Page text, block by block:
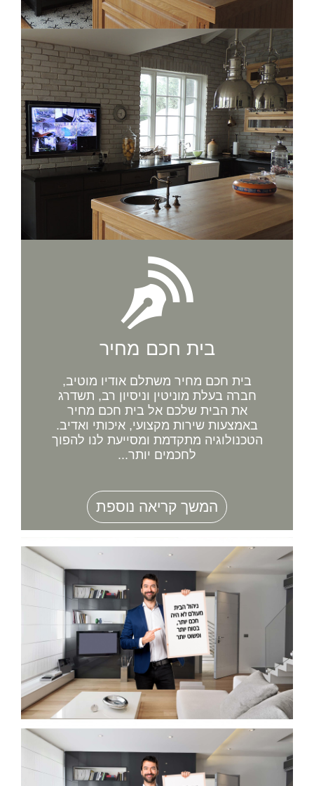
בית חכם מחיר
בית חכם מחיר משתלם אודיו מוטיב,
חברה בעלת מוניטין וניסיון רב, תשדרג
את הבית שלכם אל בית חכם מחיר
באמצעות שירות מקצועי, איכותי ואדיב.
הטכנולוגיה מתקדמת ומסייעת לנו להפוך
לחכמים יותר...
המשך קריאה נוספת